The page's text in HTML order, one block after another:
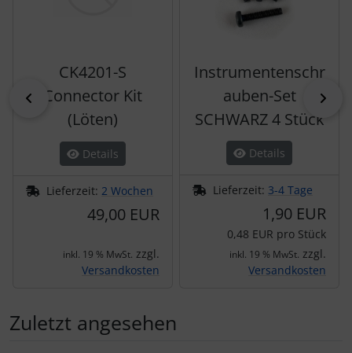
zurück
CK4201-S
Connector Kit
(Löten)
Details
Lieferzeit: 2 Wochen
49,00 EUR
inkl. 19 % MwSt. zzgl.
Versandkosten
Instrumentenschr
auben-Set
SCHWARZ 4 Stück
Details
Lieferzeit: 3-4 Tage
1,90 EUR
0,48 EUR pro Stück
inkl. 19 % MwSt. zzgl.
Versandkosten
Zuletzt angesehen